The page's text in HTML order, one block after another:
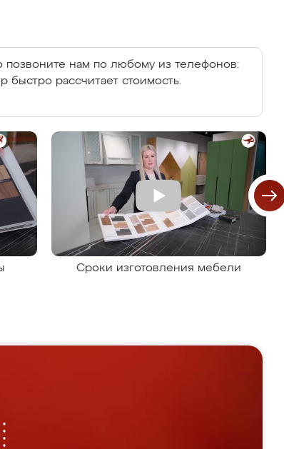
позвоните нам по любому из телефонов:
быстро рассчитает стоимость.
Сроки изготовления мебели